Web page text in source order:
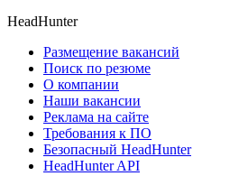
HeadHunter
Размещение вакансий
Поиск по резюме
О компании
Наши вакансии
Реклама на сайте
Требования к ПО
Безопасный HeadHunter
HeadHunter API